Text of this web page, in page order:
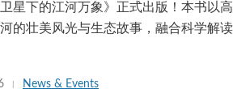
星下的江河万象》正式出版！本书以
的壮美风光与生态故事，融合科学解
News & Events